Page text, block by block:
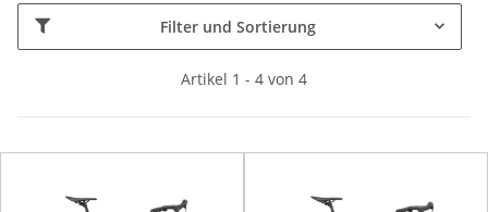
Filter und Sortierung
Artikel 1 - 4 von 4